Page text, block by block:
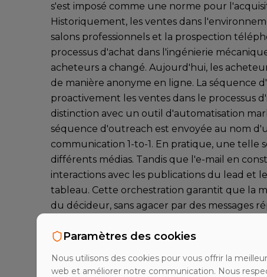
s'est imposé comme une norme pour
Historiquement, les ventes dans
salons professionnels et la prospection
processus d'achat dans l'ingénierie
acheteurs a changé. Aujourd'hui, les
de manière anonyme en ligne. La
proactivement les ventes dans le processus
distinction avec un outil d'automatisation
séquence d'outreach est envoyée au nom
communication 1-to-1. En pratique, une telle
différents médias. Tandis que l'e-mail en
interactions avec les publications du lead et
tableau. Cette orchestration garantit que la
du décideur, sans agacer par des messages
particulièrement pertinent, car il faut
fiabilité à long terme, ce qui est difficilement
Composants d'une séquence moderne
Paramètres des cookies
Nous utilisons des cookies pour vous offrir la
web et améliorer notre communication. Nous